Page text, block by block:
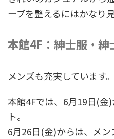
ーブを整えるにはかなり
本館4F：紳士服・紳
メンズも充実しています。
本館4Fでは、6月19日(金
ト。
6月26日(金)からは、メ